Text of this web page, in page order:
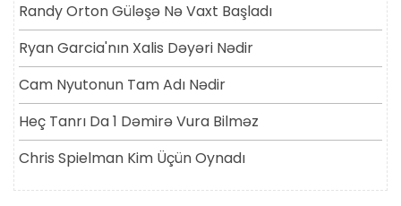
Randy Orton Güləşə Nə Vaxt Başladı
Ryan Garcia'nın Xalis Dəyəri Nədir
Cam Nyutonun Tam Adı Nədir
Heç Tanrı Da 1 Dəmirə Vura Bilməz
Chris Spielman Kim Üçün Oynadı